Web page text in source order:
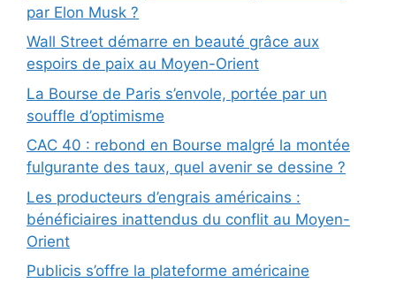
par Elon Musk ?
Wall Street démarre en beauté grâce aux
espoirs de paix au Moyen-Orient
La Bourse de Paris s’envole, portée par un
souffle d’optimisme
CAC 40 : rebond en Bourse malgré la montée
fulgurante des taux, quel avenir se dessine ?
Les producteurs d’engrais américains :
bénéficiaires inattendus du conflit au Moyen-
Orient
Publicis s’offre la plateforme américaine